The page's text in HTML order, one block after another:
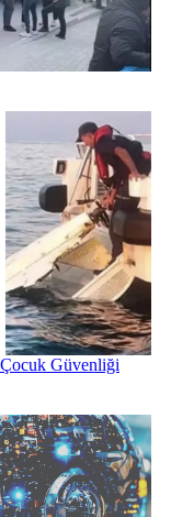
Güvenliği